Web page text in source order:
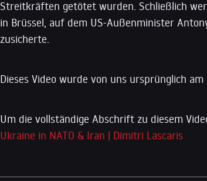
Streitkräften getötet wurden. Schließlich
in Brüssel, auf dem US-Außenminister
zusicherte.
Dieses Video wurde von uns ursprünglich
Um die vollständige Abschrift zu diesem
Ukraine in NATO & Iran | Dimitri Lascaris